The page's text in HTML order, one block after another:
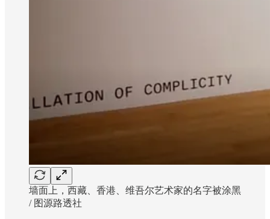
墙面上，西藏、香港、维吾尔艺术家的名字被涂黑
/ 图源路透社